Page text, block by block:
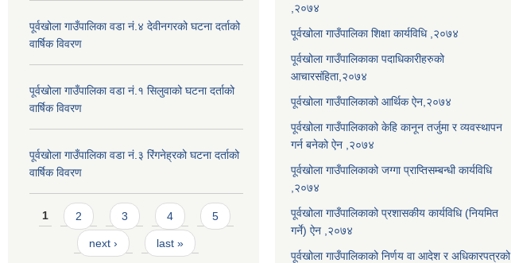
पूर्वखोला गाउँपालिका वडा नं.४ देवीनगरको घटना दर्ताको
वार्षिक विवरण
पूर्वखोला गाउँपालिका वडा नं.१ सिलुवाको घटना दर्ताको
वार्षिक विवरण
पूर्वखोला गाउँपालिका वडा नं.३ रिंगनेह्रको घटना दर्ताको
वार्षिक विवरण
Pages
1 2 3 4 5
next › last »
,२०७४
पूर्वखोला गाउँपालिका शिक्षा कार्यविधि ,२०७४
पूर्वखोला गाउँपालिकाका पदाधिकारीहरुको
आचारसंहिता,२०७४
पूर्वखोला गाउँपालिकाको आर्थिक ऐन,२०७४
पूर्वखोला गाउँपालिकाको केहि कानून तर्जुमा र व्यवस्थापन
गर्न बनेको ऐन ,२०७४
पूर्वखोला गाउँपालिकाको जग्गा प्राप्तिसम्बन्धी कार्यविधि
,२०७४
पूर्वखोला गाउँपालिकाको प्रशासकीय कार्यविधि (नियमित
गर्ने) ऐन ,२०७४
पूर्वखोला गाउँपालिकाको निर्णय वा आदेश र अधिकारपत्रको